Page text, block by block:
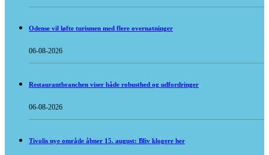
Odense vil løfte turismen med flere overnatninger
06-08-2026
Restaurantbranchen viser både robusthed og udfordringer
06-08-2026
Tivolis nye område åbner 15. august: Bliv klogere her